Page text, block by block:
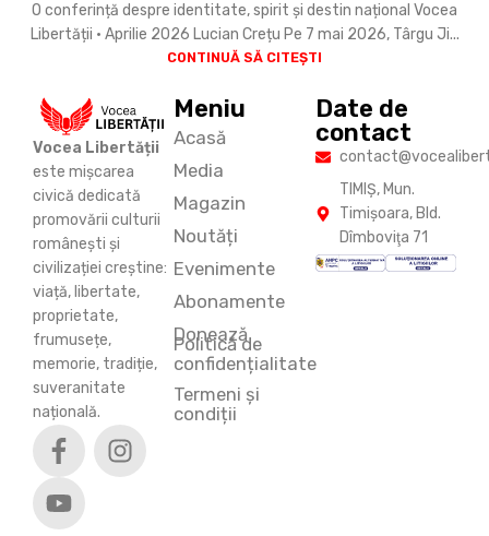
O conferință despre identitate, spirit și destin național Vocea
Libertății • Aprilie 2026 Lucian Crețu Pe 7 mai 2026, Târgu Ji...
CONTINUĂ SĂ CITEȘTI
Vocea Libertății
este mișcarea
civică dedicată
promovării culturii
românești și
civilizației creștine:
viață, libertate,
proprietate,
frumusețe,
memorie, tradiție,
suveranitate
națională.
Meniu
Acasă
Media
Magazin
Noutăți
Evenimente
Abonamente
Donează
Politică de
confidențialitate
Termeni și
condiții
Date de
contact
TIMIŞ, Mun.
Timişoara, Bld.
Dîmboviţa 71